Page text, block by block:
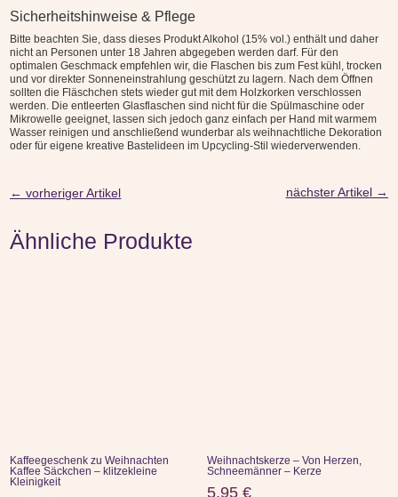
Sicherheitshinweise & Pflege
Bitte beachten Sie, dass dieses Produkt Alkohol (15% vol.) enthält und daher
nicht an Personen unter 18 Jahren abgegeben werden darf. Für den
optimalen Geschmack empfehlen wir, die Flaschen bis zum Fest kühl, trocken
und vor direkter Sonneneinstrahlung geschützt zu lagern. Nach dem Öffnen
sollten die Fläschchen stets wieder gut mit dem Holzkorken verschlossen
werden. Die entleerten Glasflaschen sind nicht für die Spülmaschine oder
Mikrowelle geeignet, lassen sich jedoch ganz einfach per Hand mit warmem
Wasser reinigen und anschließend wunderbar als weihnachtliche Dekoration
oder für eigene kreative Bastelideen im Upcycling-Stil wiederverwenden.
←vorheriger Artikel nächster Artikel→
Ähnliche Produkte
Kaffeegeschenk zu Weihnachten
Kaffee Säckchen – klitzekleine
Kleinigkeit
Weihnachtskerze – Von Herzen,
Schneemänner – Kerze
5,95 €